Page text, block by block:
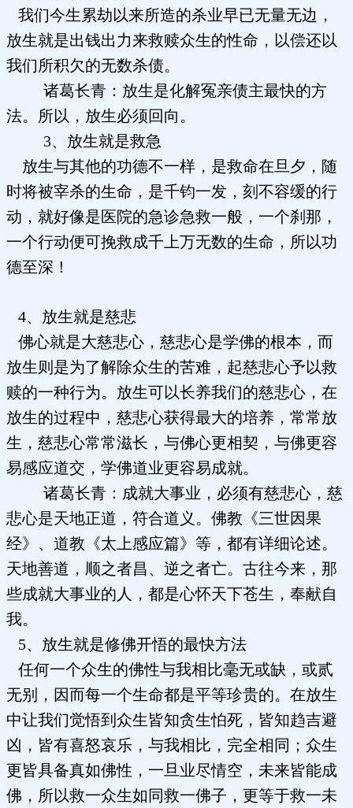
我们今生累劫以来所造的杀业早已无量无边，
放生就是出钱出力来救赎众生的性命，以偿还以
我们所积欠的无数杀债。
诸葛长青：放生是化解冤亲债主最快的方
法。所以，放生必须回向。
3、放生就是救急
放生与其他的功德不一样，是救命在旦夕，随
时将被宰杀的生命，是千钧一发，刻不容缓的行
动，就好像是医院的急诊急救一般，一个刹那，
一个行动便可挽救成千上万无数的生命，所以功
德至深！
4、放生就是慈悲
佛心就是大慈悲心，慈悲心是学佛的根本，而
放生则是为了解除众生的苦难，起慈悲心予以救
赎的一种行为。放生可以长养我们的慈悲心，在
放生的过程中，慈悲心获得最大的培养，常常放
生，慈悲心常常滋长，与佛心更相契，与佛更容
易感应道交，学佛道业更容易成就。
诸葛长青：成就大事业，必须有慈悲心，慈
悲心是天地正道，符合道义。佛教《三世因果
经》、道教《太上感应篇》等，都有详细论述。
天地善道，顺之者昌、逆之者亡。古往今来，那
些成就大事业的人，都是心怀天下苍生，奉献自
我。
5、放生就是修佛开悟的最快方法
任何一个众生的佛性与我相比毫无或缺，或贰
无别，因而每一个生命都是平等珍贵的。在放生
中让我们觉悟到众生皆知贪生怕死，皆知趋吉避
凶，皆有喜怒哀乐，与我相比，完全相同；众生
更皆具备真如佛性，一旦业尽情空，未来皆能成
佛，所以救一众生如同救一佛子，更等于救一未